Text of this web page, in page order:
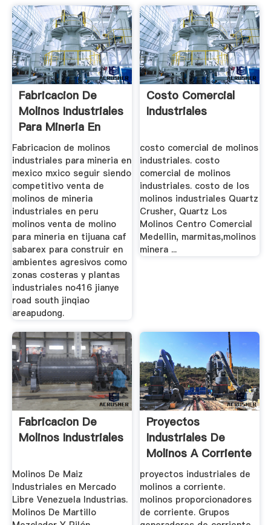
Fabricacion De
Molinos Industriales
Para Mineria En
Mexico
Fabricacion de molinos
industriales para mineria en
mexico mxico seguir siendo
competitivo venta de
molinos de mineria
industriales en peru
molinos venta de molino
para mineria en tijuana caf
sabarex para construir en
ambientes agresivos como
zonas costeras y plantas
industriales no416 jianye
road south jinqiao
areapudong.
Costo Comercial
Industriales
costo comercial de molinos
industriales. costo
comercial de molinos
industriales. costo de los
molinos industriales Quartz
Crusher, Quartz Los
Molinos Centro Comercial
Medellin, marmitas,molinos
minera ...
Fabricacion De
Molinos Industriales
Molinos De Maiz
Industriales en Mercado
Libre Venezuela Industrias.
Molinos De Martillo
Proyectos
Industriales De
Molinos A Corriente
proyectos industriales de
molinos a corriente.
molinos proporcionadores
de corriente. Grupos